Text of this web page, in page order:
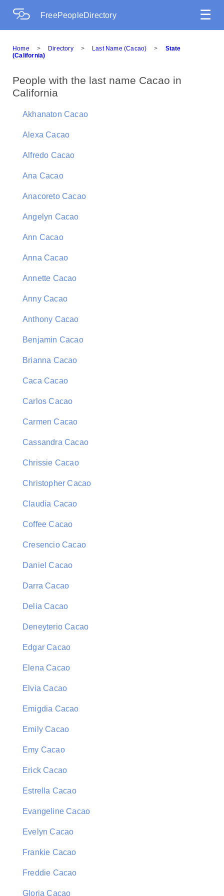
FreePeopleDirectory ☰
Home > Directory > Last Name (Cacao) >
State
(California)
People with the last name Cacao in
California
Akhanaton Cacao
Alexa Cacao
Alfredo Cacao
Ana Cacao
Anacoreto Cacao
Angelyn Cacao
Ann Cacao
Anna Cacao
Annette Cacao
Anny Cacao
Anthony Cacao
Benjamin Cacao
Brianna Cacao
Caca Cacao
Carlos Cacao
Carmen Cacao
Cassandra Cacao
Chrissie Cacao
Christopher Cacao
Claudia Cacao
Coffee Cacao
Cresencio Cacao
Daniel Cacao
Darra Cacao
Delia Cacao
Deneyterio Cacao
Edgar Cacao
Elena Cacao
Elvia Cacao
Emigdia Cacao
Emily Cacao
Emy Cacao
Erick Cacao
Estrella Cacao
Evangeline Cacao
Evelyn Cacao
Frankie Cacao
Freddie Cacao
Gloria Cacao